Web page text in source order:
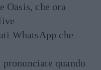
Oasis, che ora
WhatsApp che
quando